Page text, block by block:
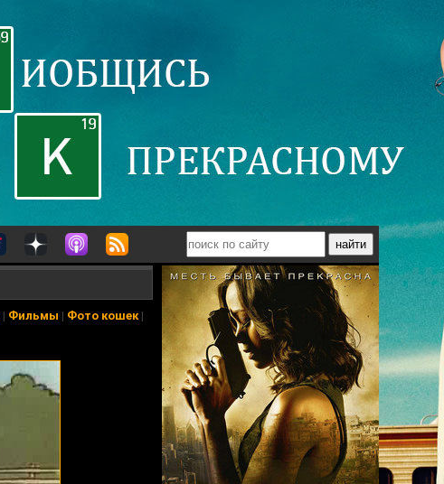
| Фильмы | Фото кошек|